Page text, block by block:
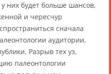
них будет больше шансов,
и чересчур
сначала
аудитории,
Разрыв тех уз,
палеонтологии